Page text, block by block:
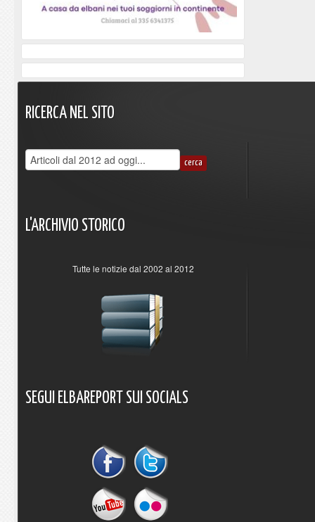
RICERCA NEL SITO
L'ARCHIVIO STORICO
Tutte le notizie dal 2002 al 2012
SEGUI ELBAREPORT SUI SOCIALS